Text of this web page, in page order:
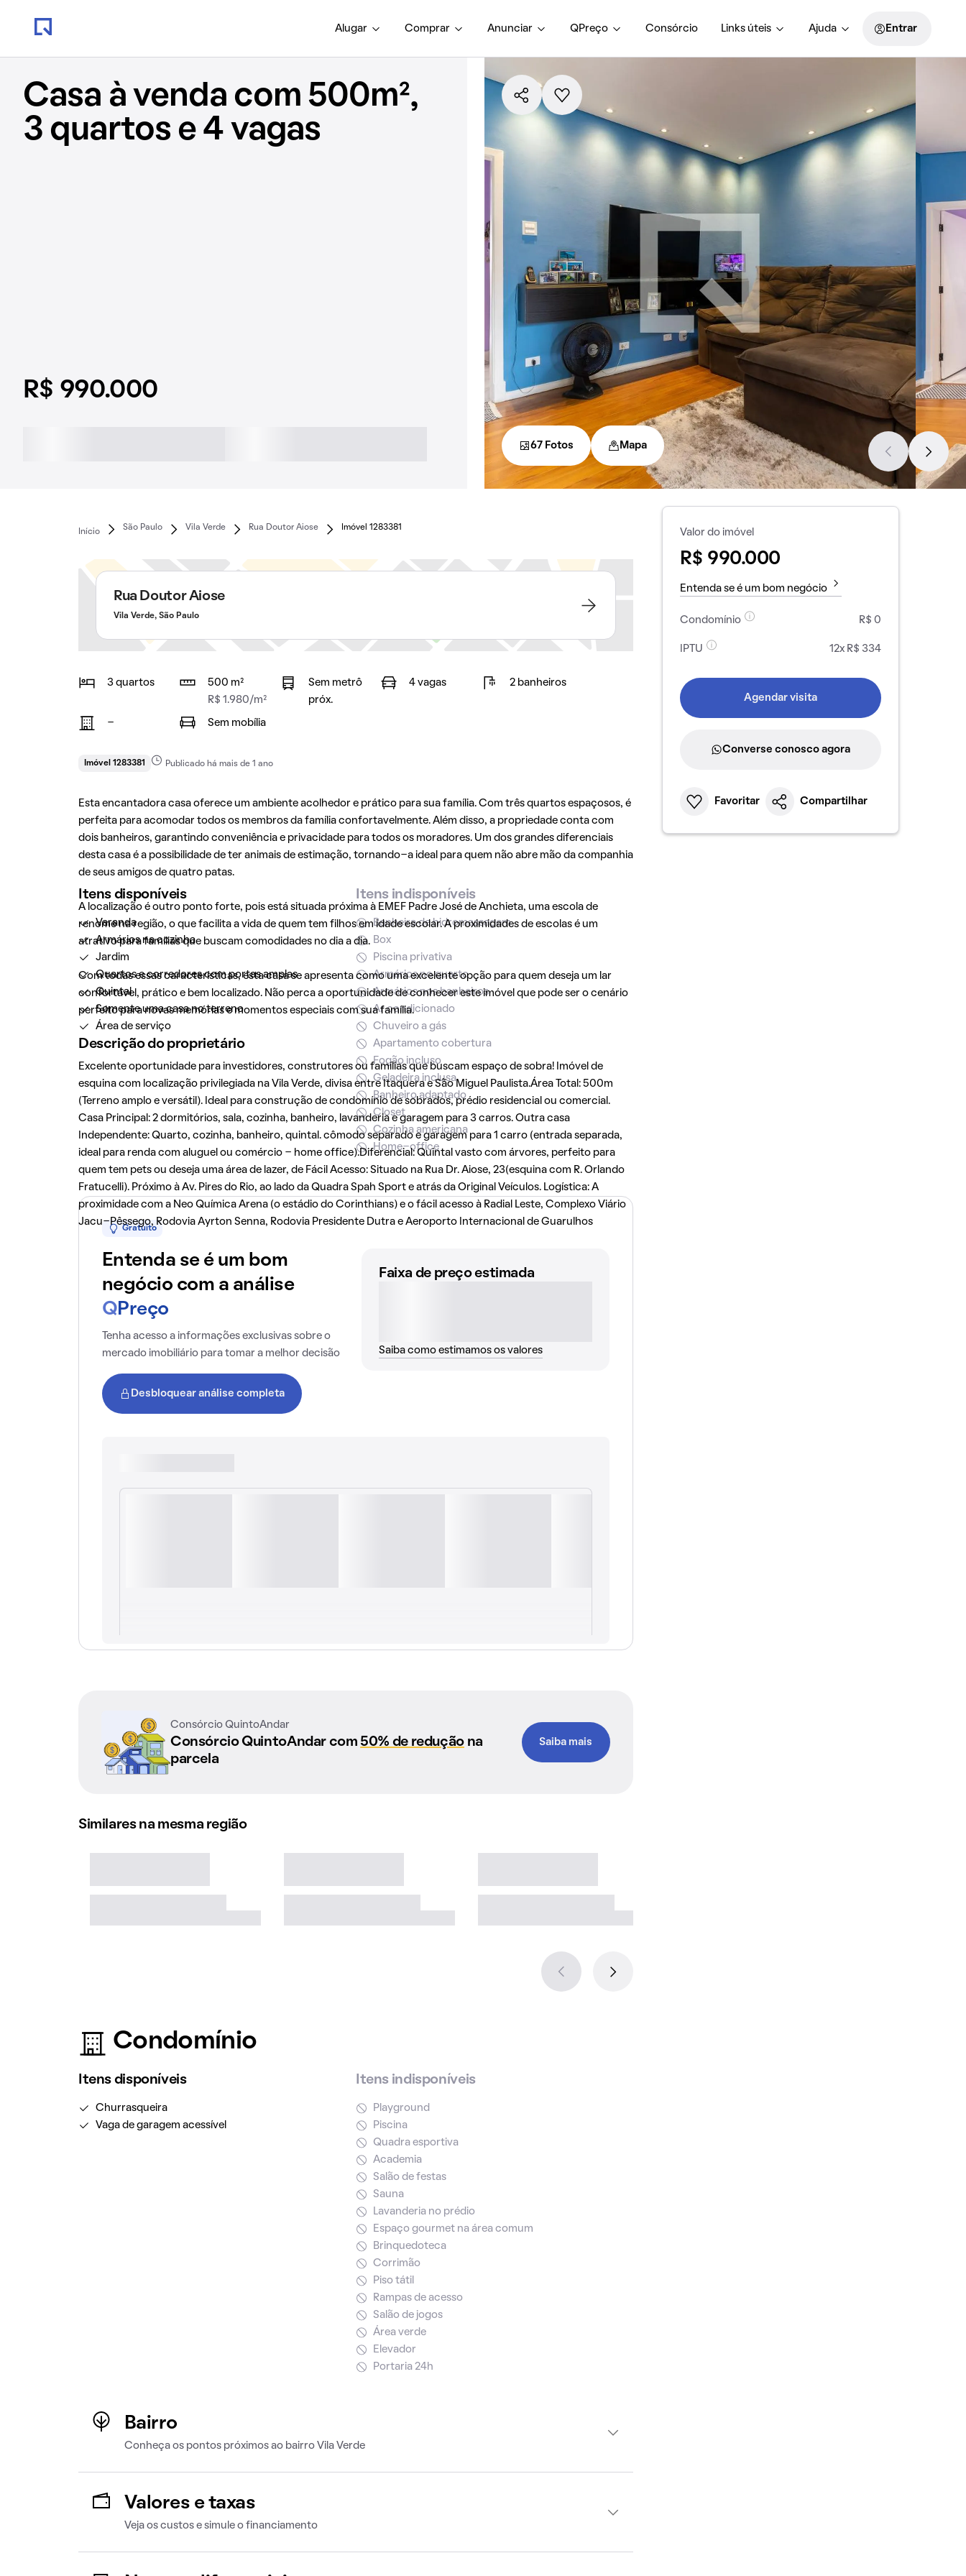
Alugar Comprar Anunciar QPreço Consórcio Links úteis Ajuda Entrar
Casa à venda com 500m²,
3 quartos e 4 vagas
R$ 990.000
67 Fotos Mapa
Início
São Paulo Vila Verde Rua Doutor Aiose Imóvel 1283381
Rua Doutor Aiose
Vila Verde, São Paulo
3 quartos
500 m²
R$ 1.980/m²
Sem metrô
próx.
4 vagas 2 banheiros
- Sem mobília
Imóvel 1283381 Publicado há mais de 1 ano
Esta encantadora casa oferece um ambiente acolhedor e prático para sua família. Com três quartos espaçosos, é
perfeita para acomodar todos os membros da família confortavelmente. Além disso, a propriedade conta com
dois banheiros, garantindo conveniência e privacidade para todos os moradores. Um dos grandes diferenciais
desta casa é a possibilidade de ter animais de estimação, tornando-a ideal para quem não abre mão da companhia
de seus amigos de quatro patas.
A localização é outro ponto forte, pois está situada próxima à EMEF Padre José de Anchieta, uma escola de
renome na região, o que facilita a vida de quem tem filhos em idade escolar. A proximidades de escolas é um
atrativo para famílias que buscam comodidades no dia a dia.
Com todas essas características, esta casa se apresenta como uma excelente opção para quem deseja um lar
confortável, prático e bem localizado. Não perca a oportunidade de conhecer este imóvel que pode ser o cenário
perfeito para novas memórias e momentos especiais com sua família.
Descrição do proprietário
Excelente oportunidade para investidores, construtores ou famílias que buscam espaço de sobra! Imóvel de
esquina com localização privilegiada na Vila Verde, divisa entre Itaquera e São Miguel Paulista.Área Total: 500m
(Terreno amplo e versátil). Ideal para construção de condomínio de sobrados, prédio residencial ou comercial.
Casa Principal: 2 dormitórios, sala, cozinha, banheiro, lavanderia e garagem para 3 carros. Outra casa
Independente: Quarto, cozinha, banheiro, quintal. cômodo separado e garagem para 1 carro (entrada separada,
ideal para renda com aluguel ou comércio - home office).Diferencial: Quintal vasto com árvores, perfeito para
quem tem pets ou deseja uma área de lazer, de Fácil Acesso: Situado na Rua Dr. Aiose, 23(esquina com R. Orlando
Fratucelli). Próximo à Av. Pires do Rio, ao lado da Quadra Spah Sport e atrás da Original Veículos. Logística: A
proximidade com a Neo Química Arena (o estádio do Corinthians) e o fácil acesso à Radial Leste, Complexo Viário
Jacu-Pêssego, Rodovia Ayrton Senna, Rodovia Presidente Dutra e Aeroporto Internacional de Guarulhos
Itens disponíveis
Varanda
Armários na cozinha
Jardim
Quartos e corredores com portas amplas
Quintal
Somente uma casa no terreno
Área de serviço
Itens indisponíveis
Banheira de hidromassagem
Box
Piscina privativa
Armários no quarto
Armários nos banheiros
Ar condicionado
Chuveiro a gás
Apartamento cobertura
Fogão incluso
Geladeira inclusa
Banheiro adaptado
Closet
Cozinha americana
Home-office
Gratuito
Entenda se é um bom
negócio com a análise
Q Preço
Tenha acesso a informações exclusivas sobre o
mercado imobiliário para tomar a melhor decisão
Desbloquear análise completa
Faixa de preço estimada
Saiba como estimamos os valores
Consórcio QuintoAndar
Consórcio QuintoAndar com 50% de reduçãona
parcela
Saiba mais
Similares na mesma região
Condomínio
Itens disponíveis
Churrasqueira
Vaga de garagem acessível
Itens indisponíveis
Playground
Piscina
Quadra esportiva
Academia
Salão de festas
Sauna
Lavanderia no prédio
Espaço gourmet na área comum
Brinquedoteca
Corrimão
Piso tátil
Rampas de acesso
Salão de jogos
Área verde
Elevador
Portaria 24h
Bairro
Conheça os pontos próximos ao bairro Vila Verde
Valores e taxas
Veja os custos e simule o financiamento
Valor do imóvel
R$ 990.000
Entenda se é um bom negócio
Condomínio R$ 0
IPTU 12x R$ 334
Agendar visita
Converse conosco agora
Favoritar Compartilhar